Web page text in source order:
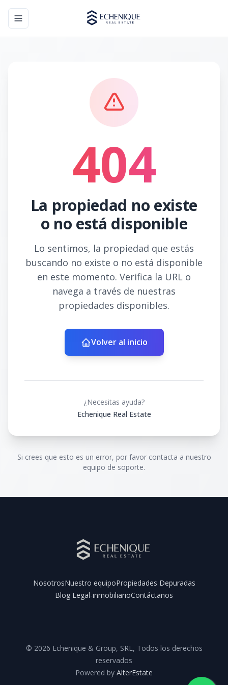
Toggle navigation menu
404
La propiedad no existe
o no está disponible
Lo sentimos, la propiedad que estás
buscando no existe o no está disponible
en este momento. Verifica la URL o
navega a través de nuestras
propiedades disponibles.
Volver al inicio
¿Necesitas ayuda?
Echenique Real Estate
Si crees que esto es un error, por favor contacta a nuestro
equipo de soporte.
NosotrosNuestro equipoPropiedades Depuradas
Blog Legal-inmobiliarioContáctanos
© 2026 Echenique & Group, SRL, Todos los derechos
reservados
Powered by AlterEstate